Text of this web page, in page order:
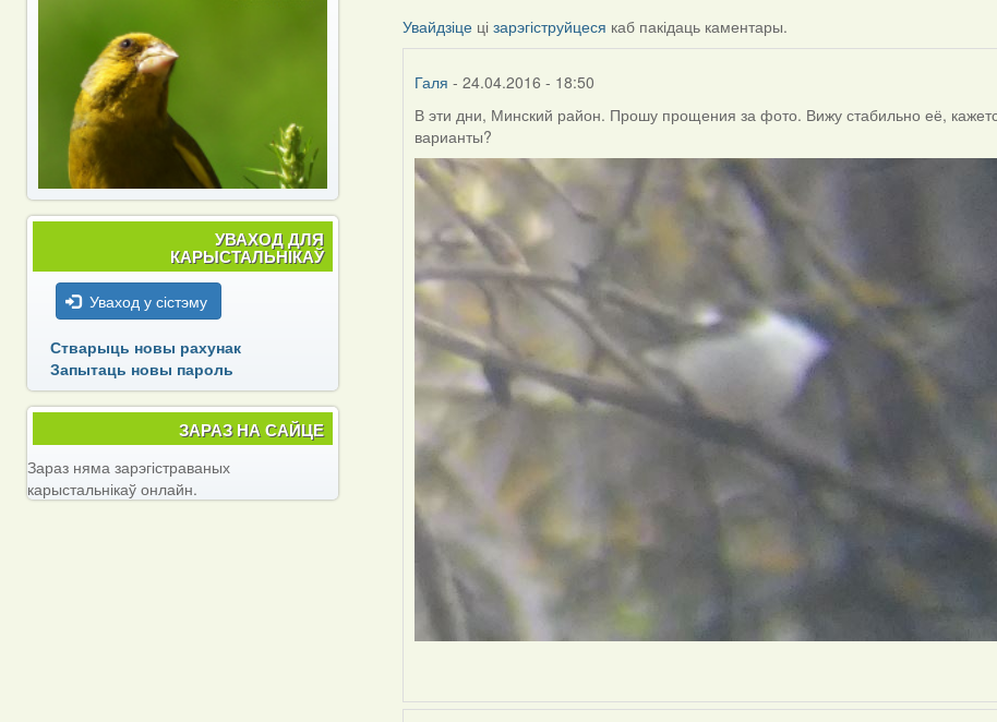
Увайдзіце цізарэгіструйцеся каб пакідаць каментары.
Галя - 24.04.2016 - 18:50
В эти дни, Минский район. Прошу прощения за фото. Вижу стабильно её,
варианты?
УВАХОД ДЛЯ
КАРЫСТАЛЬНІКАЎ
Уваход у сістэму
Стварыць новы рахунак
Запытаць новы пароль
ЗАРАЗ НА САЙЦЕ
Зараз няма зарэгістраваных
карыстальнікаў онлайн.